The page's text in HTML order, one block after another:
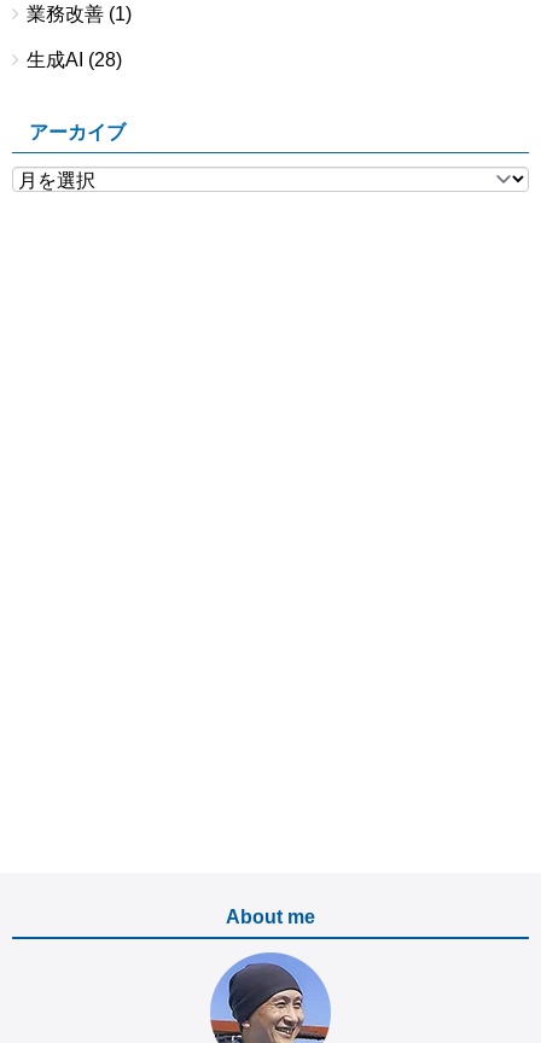
業務改善 (1)
生成AI (28)
アーカイブ
About me